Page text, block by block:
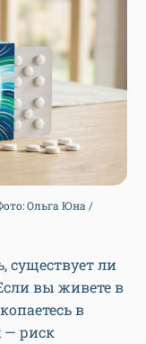
Ольга Юна /
существует ли
вы живете в
в
— риск